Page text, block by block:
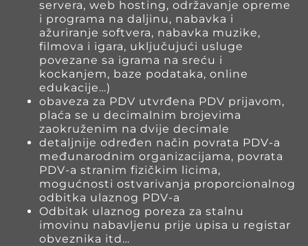
servera, web hosting, održavanje opreme
i programa na daljinu, nabavka i
ažuriranje softvera, nabavka muzike,
filmova i igara, uključujući usluge
povezane sa igrama na sreću i
kockanjem, baze podataka, online
edukacije…)
obaveza za PDV utvrđena PDV prijavom,
plaća se u decimalnim brojevima
zaokruženim na dvije decimale
detaljnije određen način povrata PDV-a
međunarodnim organizacijama, povrata
PDV-a stranim fizičkim licima,
mogućnosti ostvarivanja proporcionalnog
odbitka ulaznog PDV-a
Odbitak ulaznog poreza za stalnu
imovinu nabavljenu prije upisa u registar
obveznika itd…